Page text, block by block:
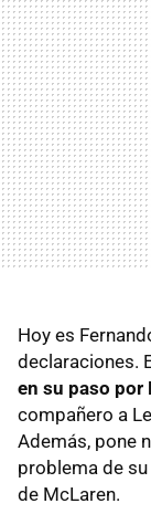
Hoy es
declaraciones.
en su paso por
compañero a
Además, pone
problema de su
de McLaren.